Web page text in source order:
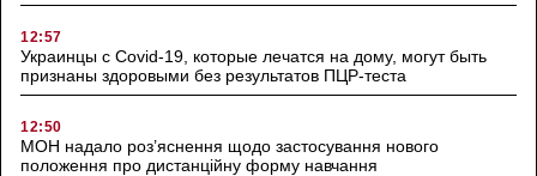
12:57
Украинцы с Covid-19, которые лечатся на дому, могут быть
признаны здоровыми без результатов ПЦР-теста
12:50
МОН надало роз’яснення щодо застосування нового
положення про дистанційну форму навчання